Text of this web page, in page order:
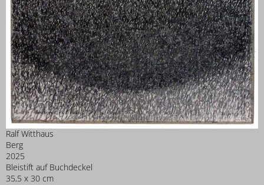
Ralf Witthaus
Berg
2025
Bleistift auf Buchdeckel
35,5 x 30 cm